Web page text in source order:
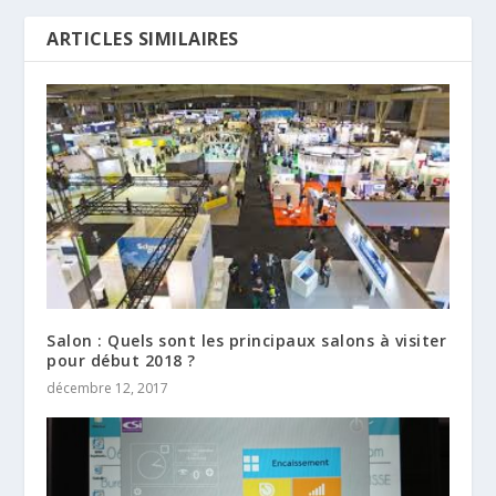
ARTICLES SIMILAIRES
Salon : Quels sont les principaux salons à visiter
pour début 2018 ?
décembre 12, 2017